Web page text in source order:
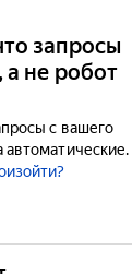
запросы
а не робот
с вашего
автоматические.